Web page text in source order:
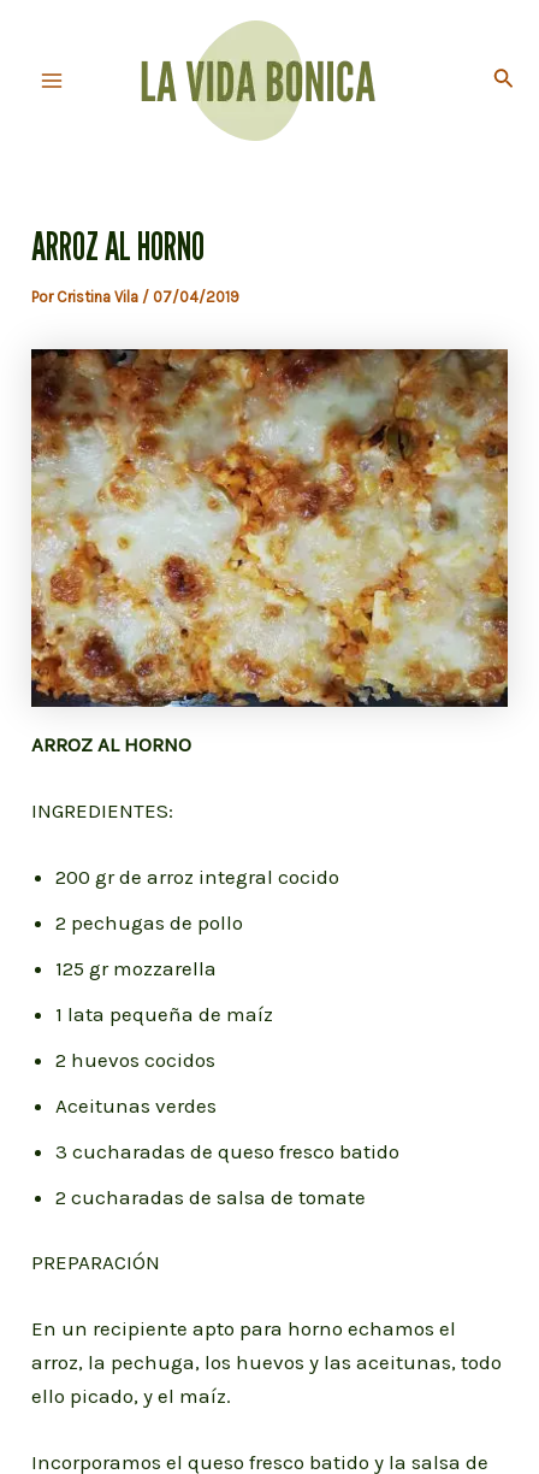
contenido
ARROZ AL HORNO
Por Cristina Vila / 07/04/2019
ARROZ AL HORNO
INGREDIENTES:
200 gr de arroz integral cocido
2 pechugas de pollo
125 gr mozzarella
1 lata pequeña de maíz
2 huevos cocidos
Aceitunas verdes
3 cucharadas de queso fresco batido
2 cucharadas de salsa de tomate
PREPARACIÓN
En un recipiente apto para horno echamos el
arroz, la pechuga, los huevos y las aceitunas, todo
ello picado, y el maíz.
Incorporamos el queso fresco batido y la salsa de